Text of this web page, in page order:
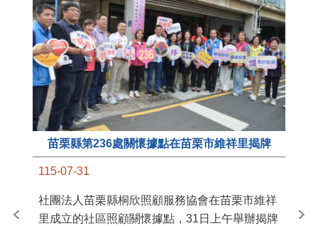
苗栗縣第236處關懷據點在苗栗市維祥里揭牌
115-07-31
社團法人苗栗縣桐欣照顧服務協會在苗栗市維祥
里成立的社區照顧關懷據點，31日上午舉辦揭牌
苗